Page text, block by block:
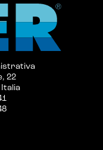
22
Italia